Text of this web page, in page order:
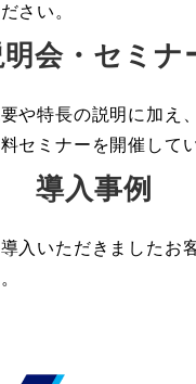
さい。
会・セミナ
や特長の説明に加え
セミナーを開催して
導入事例
入いただきましたお